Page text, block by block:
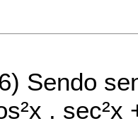
Sendo
. sec²x